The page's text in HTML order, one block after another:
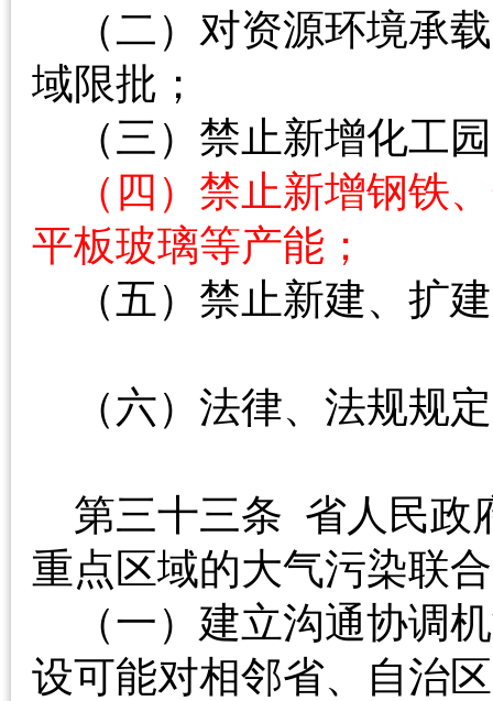
（二）对资源环境承
域限批；
（三）禁止新增化工
（四）禁止新增钢铁
平板玻璃等产能；
（五）禁止新建、扩
（六）法律、法规规
第三十三条 省人民政
重点区域的大气污染
（一）建立沟通协调
设可能对相邻省、自治